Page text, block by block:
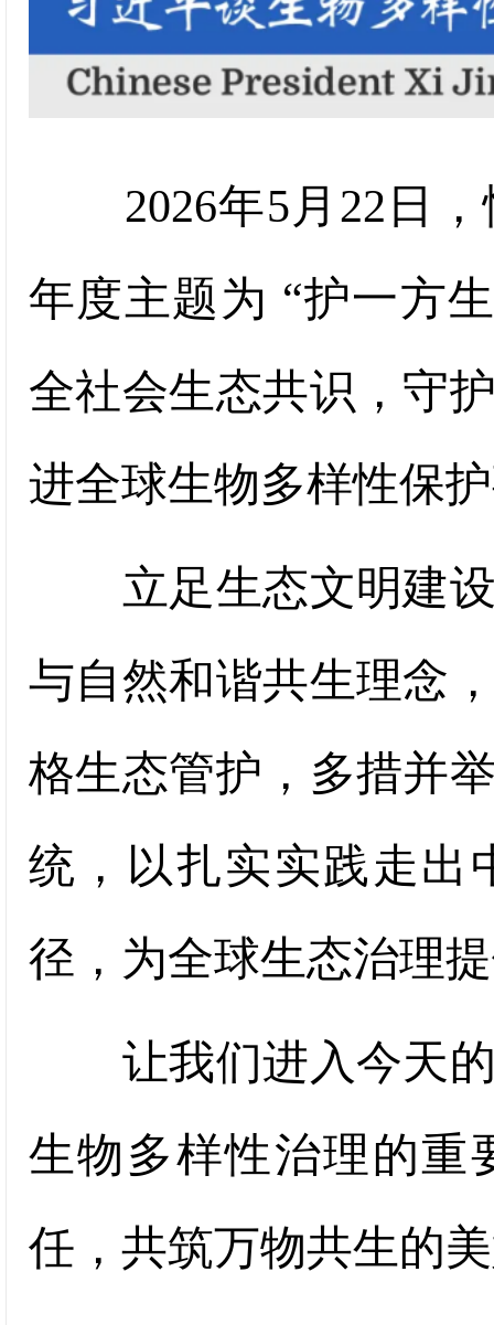
2026年5月22日，
年度主题为 “护一方
全社会生态共识，守
进全球生物多样性保
立足生态文明建设
与自然和谐共生理念
格生态管护，多措并
统，以扎实实践走出
径，为全球生态治理
让我们进入今天的
生物多样性治理的重
任，共筑万物共生的